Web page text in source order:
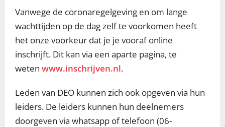
Vanwege de coronaregelgeving en om lange
wachttijden op de dag zelf te voorkomen heeft
het onze voorkeur dat je je vooraf online
inschrijft. Dit kan via een aparte pagina, te
weten www.inschrijven.nl.
Leden van DEO kunnen zich ook opgeven via hun
leiders. De leiders kunnen hun deelnemers
doorgeven via whatsapp of telefoon (06-